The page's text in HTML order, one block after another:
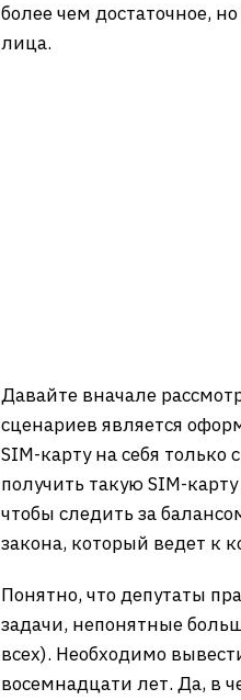
более чем достаточное,
лица.
Давайте вначале
сценариев является
SIM-карту на себя
получить такую SIM-
чтобы следить за
закона, который ведет к
Понятно, что депутаты
задачи, непонятные
всех). Необходимо
восемнадцати лет. Да, в